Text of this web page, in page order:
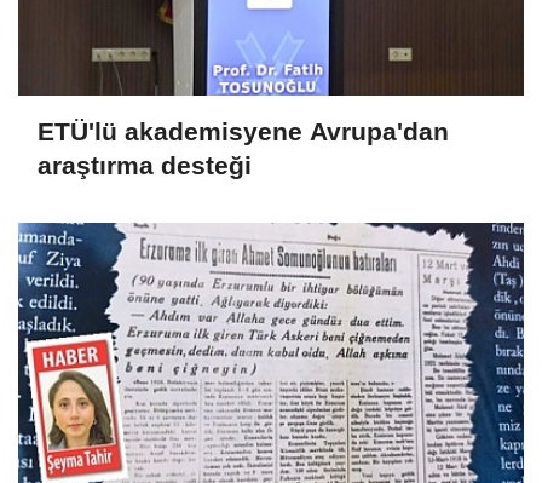
ETÜ'lü akademisyene Avrupa'dan
araştırma desteği